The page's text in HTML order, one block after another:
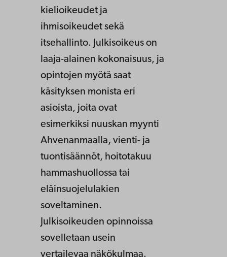
kielioikeudet ja
ihmisoikeudet sekä
itsehallinto. Julkisoikeus on
laaja-alainen kokonaisuus, ja
opintojen myötä saat
käsityksen monista eri
asioista, joita ovat
esimerkiksi nuuskan myynti
Ahvenanmaalla, vienti- ja
tuontisäännöt, hoitotakuu
hammashuollossa tai
eläinsuojelulakien
soveltaminen.
Julkisoikeuden opinnoissa
sovelletaan usein
vertailevaa näkökulmaa.